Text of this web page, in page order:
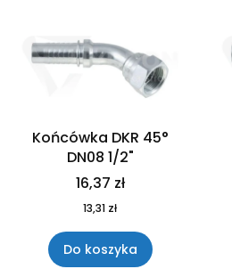
Końcówka DKR 45°
DN08 1/2"
16,37 zł
13,31 zł
Do koszyka